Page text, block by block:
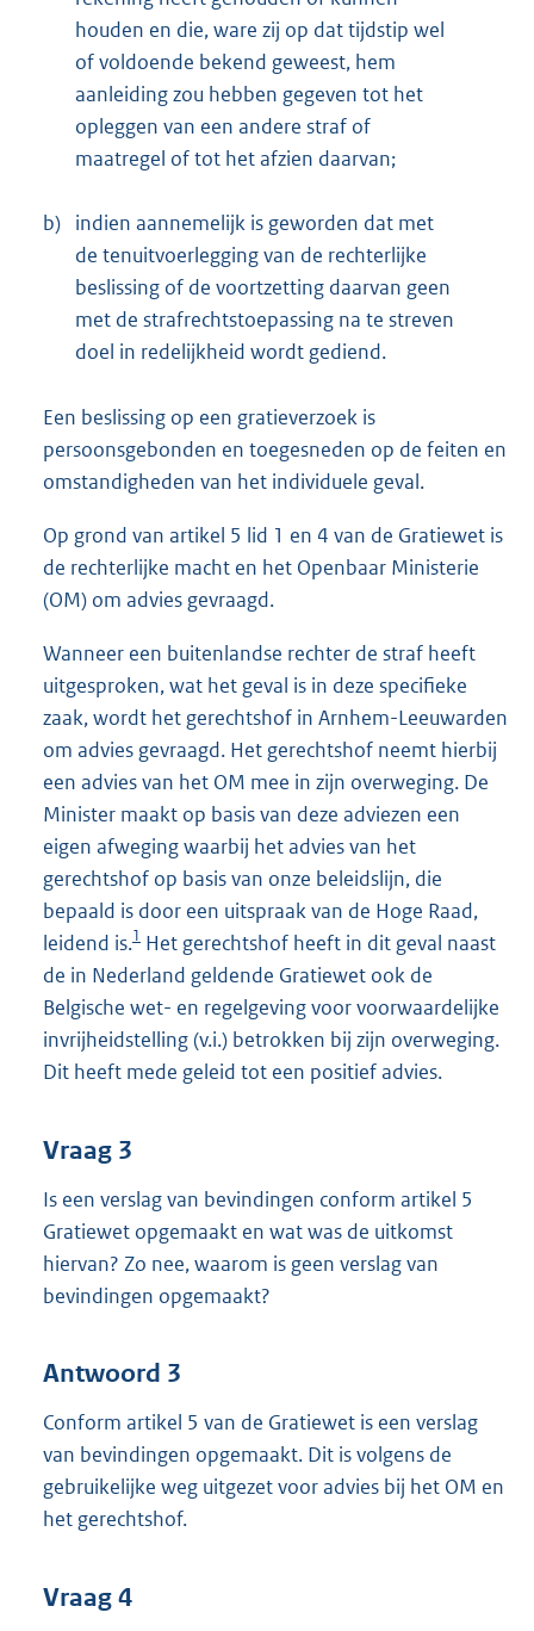
houden en die, ware zij op dat tijdstip wel
of voldoende bekend geweest, hem
aanleiding zou hebben gegeven tot het
opleggen van een andere straf of
maatregel of tot het afzien daarvan;
b) indien aannemelijk is geworden dat met
de tenuitvoerlegging van de rechterlijke
beslissing of de voortzetting daarvan geen
met de strafrechtstoepassing na te streven
doel in redelijkheid wordt gediend.
Een beslissing op een gratieverzoek is
persoonsgebonden en toegesneden op de feiten en
omstandigheden van het individuele geval.
Op grond van artikel 5 lid 1 en 4 van de Gratiewet is
de rechterlijke macht en het Openbaar Ministerie
(OM) om advies gevraagd.
Wanneer een buitenlandse rechter de straf heeft
uitgesproken, wat het geval is in deze specifieke
zaak, wordt het gerechtshof in Arnhem-Leeuwarden
om advies gevraagd. Het gerechtshof neemt hierbij
een advies van het OM mee in zijn overweging. De
Minister maakt op basis van deze adviezen een
eigen afweging waarbij het advies van het
gerechtshof op basis van onze beleidslijn, die
bepaald is door een uitspraak van de Hoge Raad,
leidend is.1 Het gerechtshof heeft in dit geval naast
de in Nederland geldende Gratiewet ook de
Belgische wet- en regelgeving voor voorwaardelijke
invrijheidstelling (v.i.) betrokken bij zijn overweging.
Dit heeft mede geleid tot een positief advies.
Vraag 3
Is een verslag van bevindingen conform artikel 5
Gratiewet opgemaakt en wat was de uitkomst
hiervan? Zo nee, waarom is geen verslag van
bevindingen opgemaakt?
Antwoord 3
Conform artikel 5 van de Gratiewet is een verslag
van bevindingen opgemaakt. Dit is volgens de
gebruikelijke weg uitgezet voor advies bij het OM en
het gerechtshof.
Vraag 4